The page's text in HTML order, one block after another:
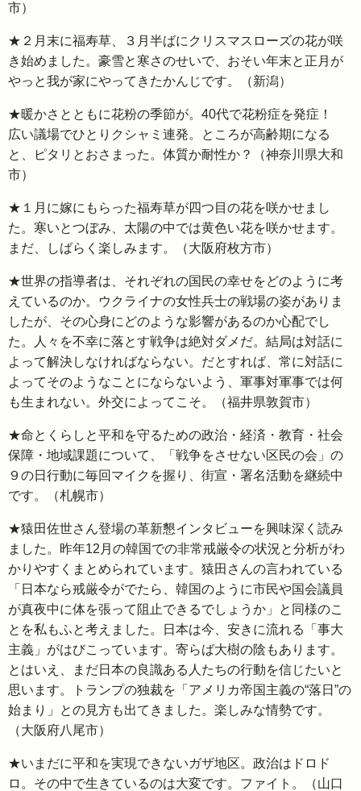
市）
★２月末に福寿草、３月半ばにクリスマスローズの花が咲
き始めました。豪雪と寒さのせいで、おそい年末と正月が
やっと我が家にやってきたかんじです。（新潟）
★暖かさとともに花粉の季節が。40代で花粉症を発症！
広い議場でひとりクシャミ連発。ところが高齢期になる
と、ピタリとおさまった。体質か耐性か？（神奈川県大和
市）
★１月に嫁にもらった福寿草が四つ目の花を咲かせまし
た。寒いとつぼみ、太陽の中では黄色い花を咲かせます。
まだ、しばらく楽しみます。（大阪府枚方市）
★世界の指導者は、それぞれの国民の幸せをどのように考
えているのか。ウクライナの女性兵士の戦場の姿がありま
したが、その心身にどのような影響があるのか心配でし
た。人々を不幸に落とす戦争は絶対ダメだ。結局は対話に
よって解決しなければならない。だとすれば、常に対話に
よってそのようなことにならないよう、軍事対軍事では何
も生まれない。外交によってこそ。（福井県敦賀市）
★命とくらしと平和を守るための政治・経済・教育・社会
保障・地域課題について、「戦争をさせない区民の会」の
９の日行動に毎回マイクを握り、街宣・署名活動を継続中
です。（札幌市）
★猿田佐世さん登場の革新懇インタビューを興味深く読み
ました。昨年12月の韓国での非常戒厳令の状況と分析がわ
かりやすくまとめられています。猿田さんの言われている
「日本なら戒厳令がでたら、韓国のように市民や国会議員
が真夜中に体を張って阻止できるでしょうか」と同様のこ
とを私もふと考えました。日本は今、安きに流れる「事大
主義」がはびこっています。寄らば大樹の陰もあります。
とはいえ、まだ日本の良識ある人たちの行動を信じたいと
思います。トランプの独裁を「アメリカ帝国主義の“落日”の
始まり」との見方も出てきました。楽しみな情勢です。
（大阪府八尾市）
★いまだに平和を実現できないガザ地区。政治はドロド
ロ。その中で生きているのは大変です。ファイト。（山口